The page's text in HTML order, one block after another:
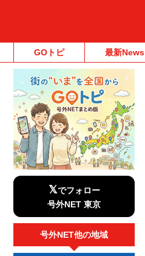
GOトピ 最新News
𝕏でフォロー
号外NET 東京
号外NET他の地域